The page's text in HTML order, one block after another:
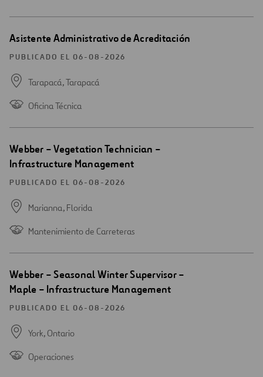
Abrir
nueva
Asistente Administrativo de Acreditación
PUBLICADO EL 06-08-2026
Tarapacá,Tarapacá
Oficina Técnica
Abrir
nueva
ventana
Webber – Vegetation Technician –
Infrastructure Management
PUBLICADO EL 06-08-2026
Marianna, Florida
Mantenimiento de Carreteras
Abrir
nueva
ventana
Webber – Seasonal Winter Supervisor –
Maple – Infrastructure Management
PUBLICADO EL 06-08-2026
York, Ontario
Operaciones